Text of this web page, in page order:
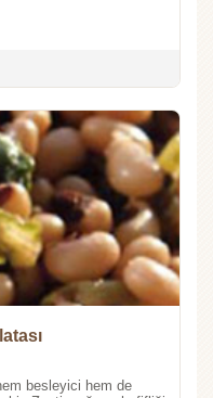
besleyici hem de